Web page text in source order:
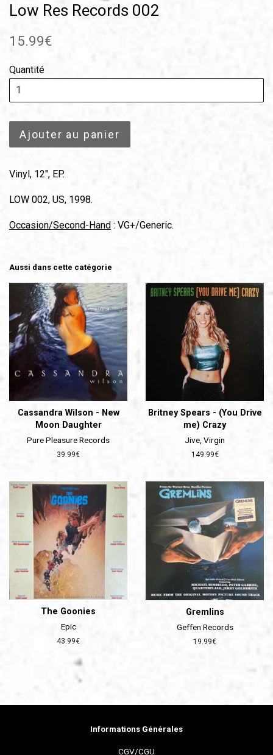
Low Res Records 002
Prix
15.99€
Quantité
Ajouter au panier
Vinyl, 12", EP.
LOW 002, US, 1998.
Occasion/Second-Hand : VG+/Generic.
Aussi dans cette catégorie
Cassandra Wilson - New
Moon Daughter
Pure Pleasure Records
Prix
39.99€
Britney Spears - (You Drive
me) Crazy
Jive, Virgin
Prix
149.99€
The Goonies
Epic
Prix
43.99€
Gremlins
Geffen Records
Prix
19.99€
Informations Générales
CGV/CGU